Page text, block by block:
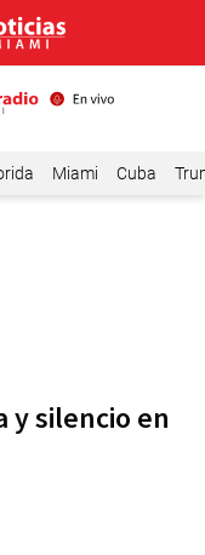
Miami Cuba
y silencio en